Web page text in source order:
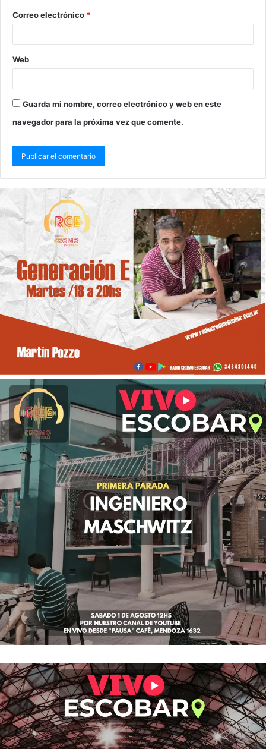
Correo electrónico *
Web
Guarda mi nombre, correo electrónico y web en este
navegador para la próxima vez que comente.